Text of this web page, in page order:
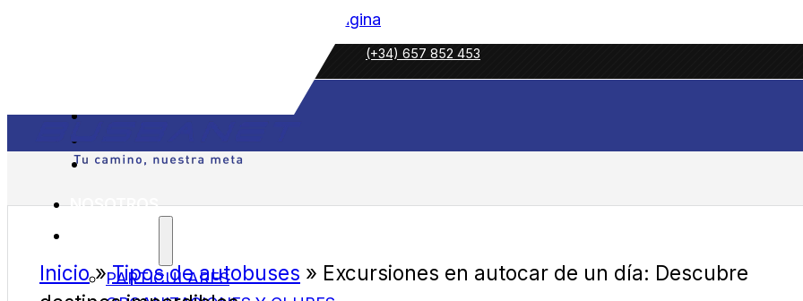
Saltar al pie de página
(+34) 657 852 453
NOSOTROS
PARTICULARES
Inicio»Tipos de autobuses » Excursiones en autocar de un día: Descubre